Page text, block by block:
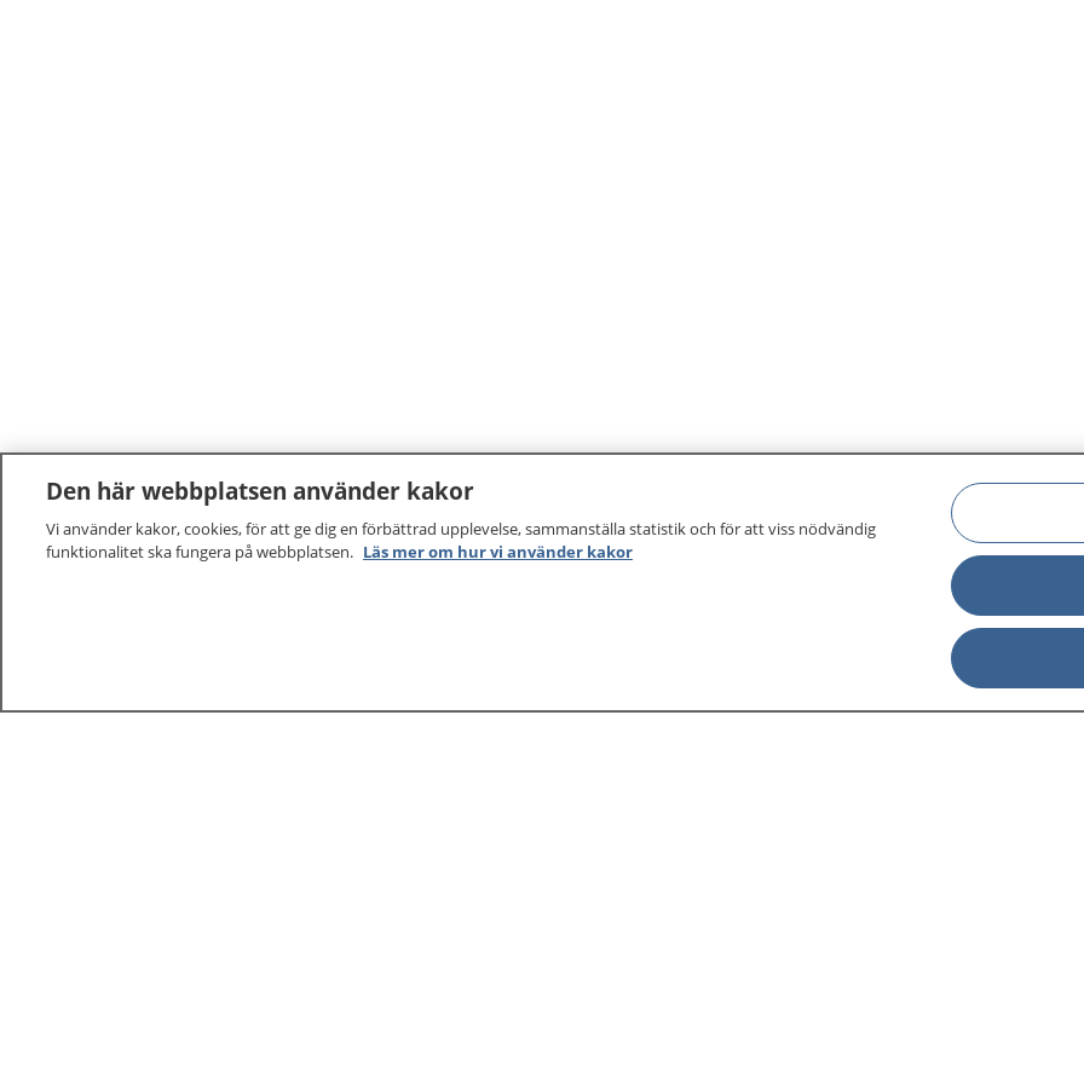
Den här webbplatsen använder kakor
Vi använder kakor, cookies, för att ge dig en förbättrad upplevelse, sammanställa statistik och för att viss nödvändig
funktionalitet ska fungera på webbplatsen. Läs mer om hur vi använder kakor